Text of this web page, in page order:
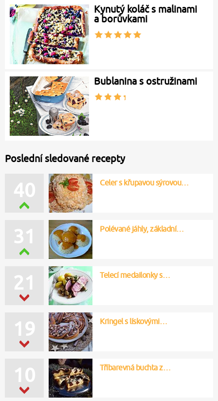
Kynutý koláč s malinami
a borůvkami
Bublanina s ostružinami
Poslední sledované recepty
40 Celer s křupavou sýrovou…
31 Polévané jáhly, základní…
21 Telecí medailonky s…
19 Kringel s lískovými…
10 Tříbarevná buchta z…